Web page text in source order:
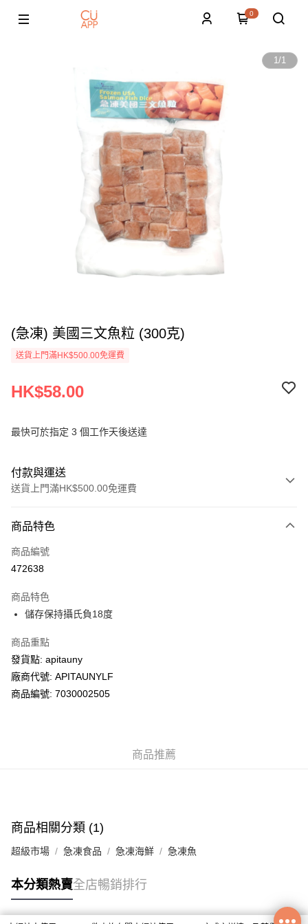
0
1/1
(急凍) 美國三文魚粒 (300克)
送貨上門滿HK$500.00免運費
HK$58.00
最快可於指定 3 個工作天後送達
付款與運送
送貨上門滿HK$500.00免運費
信用卡
AlipayHK
WeChat Pay
送貨方式
送貨上門 (不支援順豐自取點及智能櫃)
商品特色
商品編號
472638
商品特色
儲存保持攝氏負18度
商品重點
發貨點: apitauny
廠商代號: APITAUNYLF
商品編號: 7030002505
商品推薦
商品相關分類 (1)
超級市場 急凍食品 急凍海鮮 急凍魚
本分類熱賣全店暢銷排行